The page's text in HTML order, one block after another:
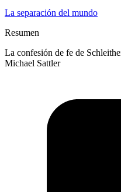
La separación del mundo
Resumen
La confesión de fe de
Michael Sattler